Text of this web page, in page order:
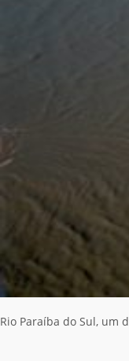
Rio Paraíba do Sul, um